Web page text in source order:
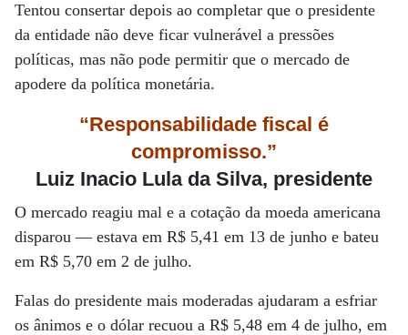
Tentou consertar depois ao completar que o presidente
da entidade não deve ficar vulnerável a pressões
políticas, mas não pode permitir que o mercado de
apodere da política monetária.
“Responsabilidade fiscal é
compromisso.”
Luiz Inacio Lula da Silva, presidente
O mercado reagiu mal e a cotação da moeda americana
disparou — estava em R$ 5,41 em 13 de junho e bateu
em R$ 5,70 em 2 de julho.
Falas do presidente mais moderadas ajudaram a esfriar
os ânimos e o dólar recuou a R$ 5,48 em 4 de julho, em